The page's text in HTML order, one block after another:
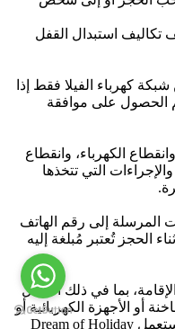
تكاليف استبدال القفل
كهرباء الفيلا فقط إذا
الحصول على موافقة
الكهرباء، وانقطاع
والإجراءات التي تتخذها
المرسلة إلى رقم الهاتف
الحجز تُعتبر مُبلغة إليه
بما في ذلك أعطال
أو الأجهزة الكهربائية أو
نظام المسبح أو غيرها من التجهيزات، ستعمل Dream of Holiday